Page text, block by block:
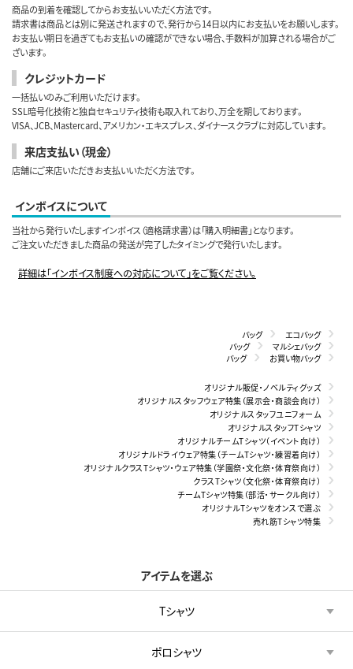
商品の到着を確認してからお支払いいただく方法です。
請求書は商品とは別に発送されますので、発行から14日以内にお支払いをお願いします。
お支払い期日を過ぎてもお支払いの確認ができない場合、手数料が加算される場合がご
ざいます。
クレジットカード
一括払いのみご利用いただけます。
SSL暗号化技術と独自セキュリティ技術も取入れており、万全を期しております。
VISA、JCB、Mastercard、アメリカン・エキスプレス、ダイナースクラブに対応しています。
来店支払い（現金）
店舗にご来店いただきお支払いいただく方法です。
インボイスについて
当社から発行いたしますインボイス（適格請求書）は「購入明細書」となります。
ご注文いただきました商品の発送が完了したタイミングで発行いたします。
詳細は「インボイス制度への対応について」をご覧ください。
バッグ
エコバッグ
バッグ
マルシェバッグ
バッグ
お買い物バッグ
オリジナル販促・ノベルティグッズ
オリジナルスタッフウェア特集（展示会・商談会向け）
オリジナルスタッフユニフォーム
オリジナルスタッフTシャツ
オリジナルチームTシャツ（イベント向け）
オリジナルドライウェア特集（チームTシャツ・練習着向け）
オリジナルクラスTシャツ・ウェア特集（学園祭・文化祭・体育祭向け）
クラスTシャツ（文化祭・体育祭向け）
チームTシャツ特集（部活・サークル向け）
オリジナルTシャツをオンスで選ぶ
売れ筋Tシャツ特集
アイテムを選ぶ
Tシャツ
ポロシャツ